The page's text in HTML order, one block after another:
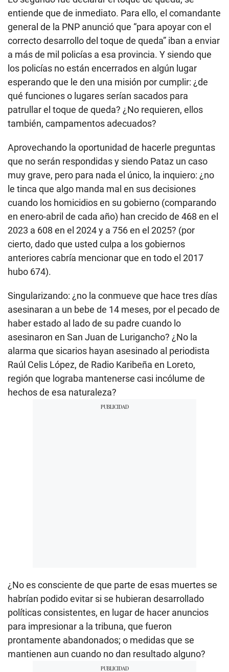
entiende que de inmediato. Para ello, el comandante
general de la PNP anunció que “para apoyar con el
correcto desarrollo del toque de queda” iban a enviar
a más de mil policías a esa provincia. Y siendo que
los policías no están encerrados en algún lugar
esperando que le den una misión por cumplir: ¿de
qué funciones o lugares serían sacados para
patrullar el toque de queda? ¿No requieren, ellos
también, campamentos adecuados?
Aprovechando la oportunidad de hacerle preguntas
que no serán respondidas y siendo Pataz un caso
muy grave, pero para nada el único, la inquiero: ¿no
le tinca que algo manda mal en sus decisiones
cuando los homicidios en su gobierno (comparando
en enero-abril de cada año) han crecido de 468 en el
2023 a 608 en el 2024 y a 756 en el 2025? (por
cierto, dado que usted culpa a los gobiernos
anteriores cabría mencionar que en todo el 2017
hubo 674).
Singularizando: ¿no la conmueve que hace tres días
asesinaran a un bebe de 14 meses, por el pecado de
haber estado al lado de su padre cuando lo
asesinaron en San Juan de Lurigancho? ¿No la
alarma que sicarios hayan asesinado al periodista
Raúl Celis López, de Radio Karibeña en Loreto,
región que lograba mantenerse casi incólume de
hechos de esa naturaleza?
¿No es consciente de que parte de esas muertes se
habrían podido evitar si se hubieran desarrollado
políticas consistentes, en lugar de hacer anuncios
para impresionar a la tribuna, que fueron
prontamente abandonados; o medidas que se
mantienen aun cuando no dan resultado alguno?